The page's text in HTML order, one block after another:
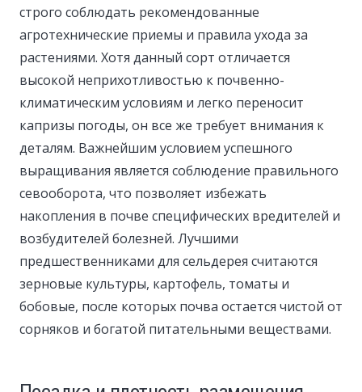
строго соблюдать рекомендованные
агротехнические приемы и правила ухода за
растениями. Хотя данный сорт отличается
высокой неприхотливостью к почвенно-
климатическим условиям и легко переносит
капризы погоды, он все же требует внимания к
деталям. Важнейшим условием успешного
выращивания является соблюдение правильного
севооборота, что позволяет избежать
накопления в почве специфических вредителей и
возбудителей болезней. Лучшими
предшественниками для сельдерея считаются
зерновые культуры, картофель, томаты и
бобовые, после которых почва остается чистой от
сорняков и богатой питательными веществами.